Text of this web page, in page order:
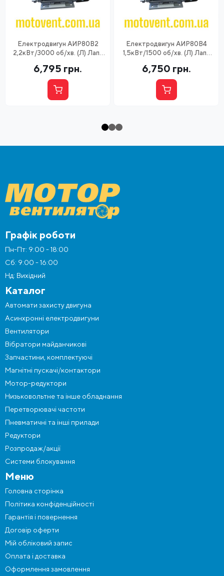
Електродвигун АИР80В2
2,2кВт/3000 об/хв. (Л) Лапи
6,795 грн.
Електродвигун АИР80В4
1,5кВт/1500 об/хв. (Л) Лапи
6,750 грн.
Графік роботи
Пн-Пт: 9:00 - 18:00
Сб: 9:00 - 16:00
Нд: Вихідний
Каталог
Автомати захисту двигуна
Асинхронні електродвигуни
Вентилятори
Вібратори майданчикові
Запчастини, комплектуючі
Магнітні пускачі/контактори
Мотор-редуктори
Низьковольтне та інше обладнання
Перетворювачі частоти
Пневматичні та інші прилади
Редуктори
Розпродаж/акції
Системи блокування
Меню
Головна сторінка
Політика конфіденційності
Гарантія і повернення
Договір оферти
Мій обліковий запис
Оплата і доставка
Оформлення замовлення